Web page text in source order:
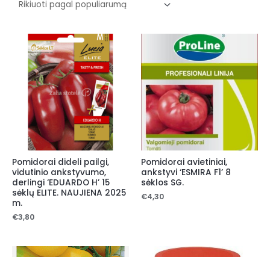
Pomidorai dideli pailgi,
vidutinio ankstyvumo,
derlingi ‘EDUARDO H’ 15
sėklų ELITE. NAUJIENA 2025
m.
€3,80
Pomidorai avietiniai,
ankstyvi ‘ESMIRA F1’ 8
sėklos SG.
€4,30